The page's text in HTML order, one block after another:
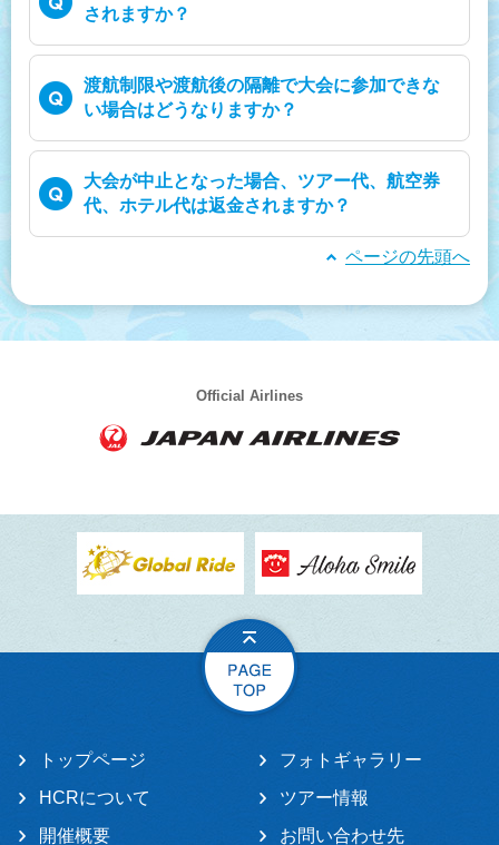
されますか？
渡航制限や渡航後の隔離で大会に参加できな
い場合はどうなりますか？
大会が中止となった場合、ツアー代、航空券
代、ホテル代は返金されますか？
ページの先頭へ
Official Airlines
トップページ
HCRについて
開催概要
フォトギャラリー
ツアー情報
お問い合わせ先